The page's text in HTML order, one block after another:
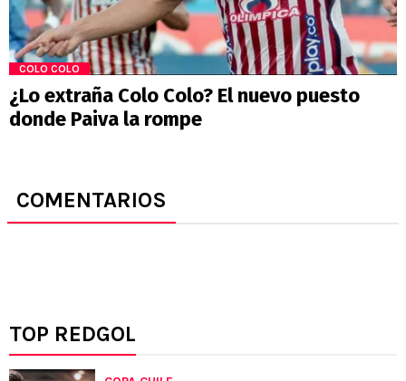
COLO COLO
¿Lo extraña Colo Colo? El nuevo puesto
donde Paiva la rompe
COMENTARIOS
TOP REDGOL